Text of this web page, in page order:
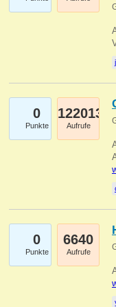
0
Punkte
122013
Aufrufe
0
Punkte
6640
Aufrufe